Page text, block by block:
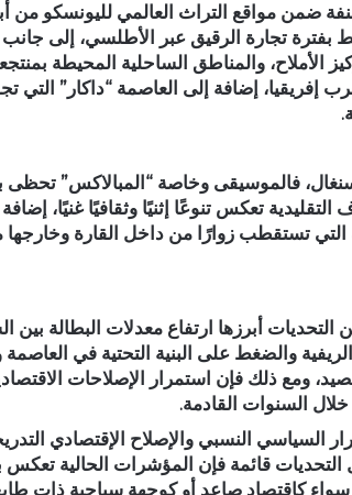
ضمن مواقع التراث العالمي لليونسكو من
بفترة تجارة الرقيق عبر الأطلسي، إلى
الأملاح، والمناطق الساحلية المحيطة
إضافة إلى العاصمة “داكار” التي
فالموسيقى وخاصة “المبالاكس”
تعكس تنوعًا إثنيًا وثقافيًا غنيًا،
التي تستقطب زوارًا من داخل القارة وخارجها
أبرزها ارتفاع معدلات البطالة بين
والضغط على البنية التحتية في العاصمة
ومع ذلك فإن استمرار الإصلاحات
السنوات القادمة.
السياسي النسبي والإصلاح الإقتصادي
قائمة فإن المؤشرات الحالية تعكس
سواء كاقتصاد صاعد أو كوجهة سياحية ذات